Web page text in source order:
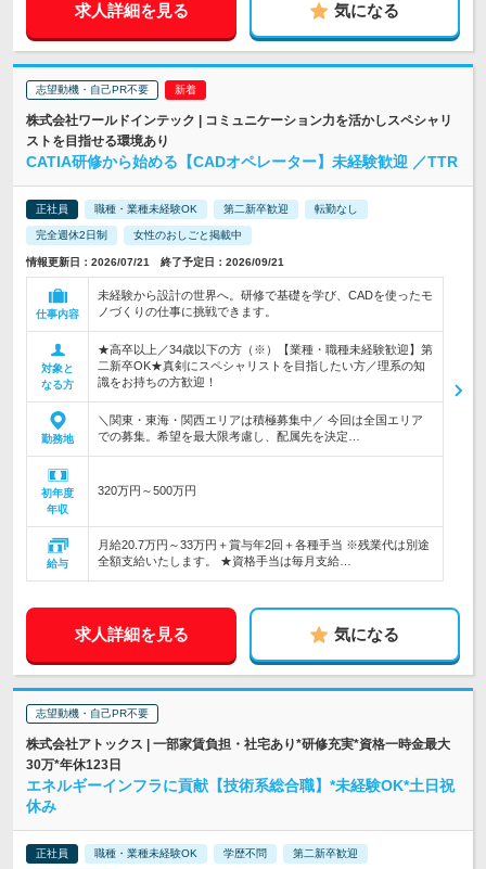
求人詳細を見る 気になる
志望動機・自己PR不要
株式会社ワールドインテック | コミュニケーション力を活かしスペシャリ
ストを目指せる環境あり
CATIA研修から始める【CADオペレーター】未経験歓迎 ／TTR
正社員 職種・業種未経験OK 第二新卒歓迎 転勤なし
完全週休2日制 女性のおしごと掲載中
情報更新日：2026/07/21 終了予定日：2026/09/21
仕事内容
未経験から設計の世界へ。研修で基礎を学び、CADを使ったモ
ノづくりの仕事に挑戦できます。
対象と
なる方
★高卒以上／34歳以下の方（※）【業種・職種未経験歓迎】第
二新卒OK★真剣にスペシャリストを目指したい方／理系の知
識をお持ちの方歓迎！
勤務地
＼関東・東海・関西エリアは積極募集中／ 今回は全国エリア
での募集。希望を最大限考慮し、配属先を決定…
初年度
年収
320万円～500万円
給与
月給20.7万円～33万円＋賞与年2回＋各種手当 ※残業代は別途
全額支給いたします。 ★資格手当は毎月支給…
求人詳細を見る 気になる
志望動機・自己PR不要
株式会社アトックス | 一部家賃負担・社宅あり*研修充実*資格一時金最大
30万*年休123日
エネルギーインフラに貢献【技術系総合職】*未経験OK*土日祝
休み
正社員 職種・業種未経験OK 学歴不問 第二新卒歓迎